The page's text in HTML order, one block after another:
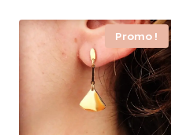
initial
était :
24,90€.
actuel
est :
22,90€.
Promo !